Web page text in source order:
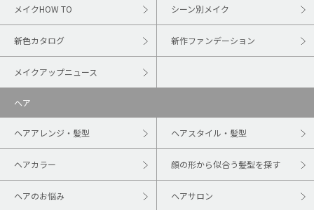
メイクHOW TO シーン別メイク
新色カタログ 新作ファンデーション
メイクアップニュース
ヘア
ヘアアレンジ・髪型 ヘアスタイル・髪型
ヘアカラー 顔の形から似合う髪型を探す
ヘアのお悩み ヘアサロン